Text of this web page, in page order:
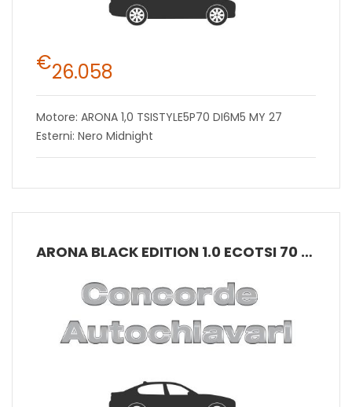
€26.058
Motore: ARONA 1,0 TSISTYLE5P70 DI6M5 MY 27
Esterni: Nero Midnight
ARONA BLACK EDITION 1.0 ECOTSI 70 KW (95 CV) BENZINA MANUALE 5 MARCE 2WD